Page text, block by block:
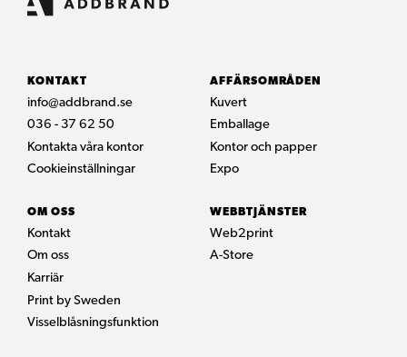
KONTAKT
info@addbrand.se
036 - 37 62 50
Kontakta våra kontor
Cookieinställningar
AFFÄRSOMRÅDEN
Kuvert
Emballage
Kontor och papper
Expo
OM OSS
Kontakt
Om oss
Karriär
Print by Sweden
Visselblåsningsfunktion
WEBBTJÄNSTER
Web2print
A-Store